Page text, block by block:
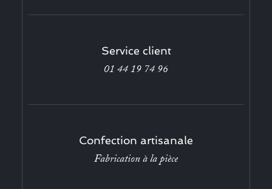
Service client
01 44 19 74 96
Confection artisanale
Fabrication à la pièce